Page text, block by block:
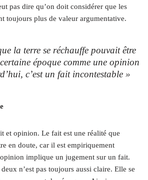
pas dire qu’on doit considérer que les
toujours plus de valeur argumentative.
la terre se réchauffe pouvait être
époque comme une opinion
c’est un fait incontestable »
et opinion. Le fait est une réalité que
en doute, car il est empiriquement
implique un jugement sur un fait.
n’est pas toujours aussi claire. Elle se